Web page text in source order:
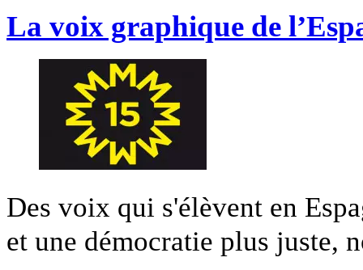
La voix graphique de
Des voix qui s'élèvent en
et une démocratie plus juste,